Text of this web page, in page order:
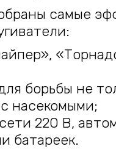
самые
борьбы не
насекомыми;
220 В,
батареек.